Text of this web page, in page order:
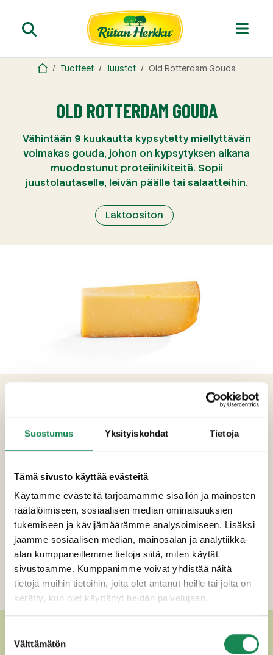
Suostumus Yksityiskohdat Tietoja
Tämä sivusto käyttää evästeitä
Käytämme evästeitä tarjoamamme sisällön ja mainosten
räätälöimiseen, sosiaalisen median ominaisuuksien
tukemiseen ja kävijämäärämme analysoimiseen. Lisäksi
jaamme sosiaalisen median, mainosalan ja analytiikka-
alan kumppaneillemme tietoja siitä, miten käytät
sivustoamme. Kumppanimme voivat yhdistää näitä
tietoja muihin tietoihin, joita olet antanut heille tai joita on
kerätty, kun olet käyttänyt heidän palvelujaan.
valinta
Välttämätön
Tuotteet Juustot Old Rotterdam Gouda
OLD ROTTERDAM GOUDA
Vähintään 9 kuukautta kypsytetty miellyttävän
voimakas gouda, johon on kypsytyksen aikana
muodostunut proteiinikiteitä. Sopii
juustolautaselle, leivän päälle tai salaatteihin.
Laktoositon
Ainesosat
väri (E160a).
Pakkauskoot
Erikoisruokavaliot
Ravintosisältö
Lisätiedot
MUUT HERKULLISET GOUDAT